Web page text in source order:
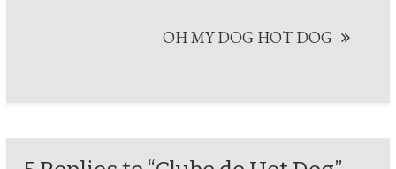
OH MY DOG HOT DOG